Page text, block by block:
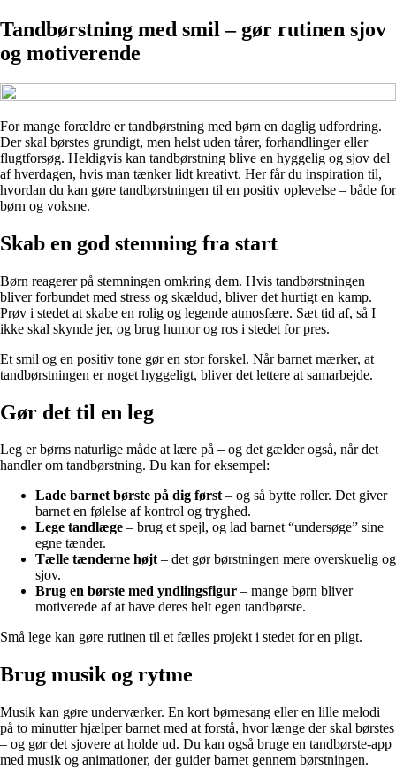
Tandbørstning med smil – gør rutinen sjov
og motiverende
For mange forældre er tandbørstning med børn en daglig udfordring.
Der skal børstes grundigt, men helst uden tårer, forhandlinger eller
flugtforsøg. Heldigvis kan tandbørstning blive en hyggelig og sjov del
af hverdagen, hvis man tænker lidt kreativt. Her får du inspiration til,
hvordan du kan gøre tandbørstningen til en positiv oplevelse – både for
børn og voksne.
Skab en god stemning fra start
Børn reagerer på stemningen omkring dem. Hvis tandbørstningen
bliver forbundet med stress og skældud, bliver det hurtigt en kamp.
Prøv i stedet at skabe en rolig og legende atmosfære. Sæt tid af, så I
ikke skal skynde jer, og brug humor og ros i stedet for pres.
Et smil og en positiv tone gør en stor forskel. Når barnet mærker, at
tandbørstningen er noget hyggeligt, bliver det lettere at samarbejde.
Gør det til en leg
Leg er børns naturlige måde at lære på – og det gælder også, når det
handler om tandbørstning. Du kan for eksempel:
Lade barnet børste på dig først– og så bytte roller. Det giver
barnet en følelse af kontrol og tryghed.
Lege tandlæge – brug et spejl, og lad barnet “undersøge” sine
egne tænder.
Tælle tænderne højt– det gør børstningen mere overskuelig og
sjov.
Brug en børste med yndlingsfigur – mange børn bliver
motiverede af at have deres helt egen tandbørste.
Små lege kan gøre rutinen til et fælles projekt i stedet for en pligt.
Brug musik og rytme
Musik kan gøre underværker. En kort børnesang eller en lille melodi
på to minutter hjælper barnet med at forstå, hvor længe der skal børstes
– og gør det sjovere at holde ud. Du kan også bruge en tandbørste-app
med musik og animationer, der guider barnet gennem børstningen.